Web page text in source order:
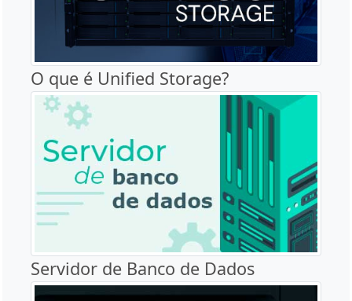
O que é Unified Storage?
Servidor de Banco de Dados